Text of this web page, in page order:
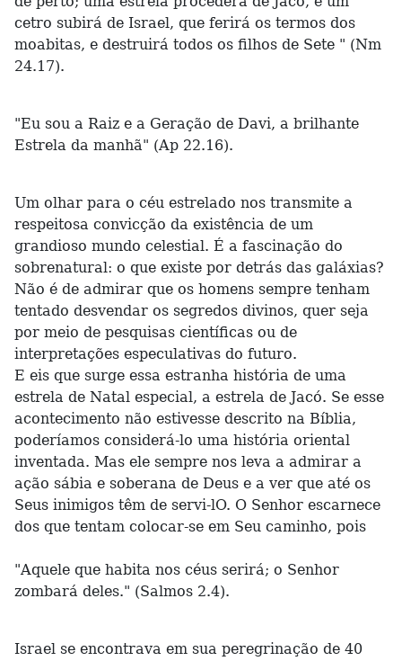
cetro subirá de Israel, que ferirá os termos dos
moabitas, e destruirá todos os filhos de Sete " (Nm
24.17).
"Eu sou a Raiz e a Geração de Davi, a brilhante
Estrela da manhã" (Ap 22.16).
Um olhar para o céu estrelado nos transmite a
respeitosa convicção da existência de um
grandioso mundo celestial. É a fascinação do
sobrenatural: o que existe por detrás das galáxias?
Não é de admirar que os homens sempre tenham
tentado desvendar os segredos divinos, quer seja
por meio de pesquisas científicas ou de
interpretações especulativas do futuro.
E eis que surge essa estranha história de uma
estrela de Natal especial, a estrela de Jacó. Se esse
acontecimento não estivesse descrito na Bíblia,
poderíamos considerá-lo uma história oriental
inventada. Mas ele sempre nos leva a admirar a
ação sábia e soberana de Deus e a ver que até os
Seus inimigos têm de servi-lO. O Senhor escarnece
dos que tentam colocar-se em Seu caminho, pois
"Aquele que habita nos céus serirá; o Senhor
zombará deles." (Salmos 2.4).
Israel se encontrava em sua peregrinação de 40